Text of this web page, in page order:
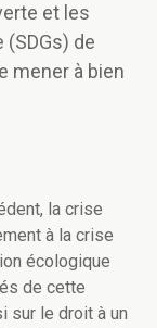
et les
de
mener à bien
la crise
à la crise
écologique
de cette
sur le droit à un